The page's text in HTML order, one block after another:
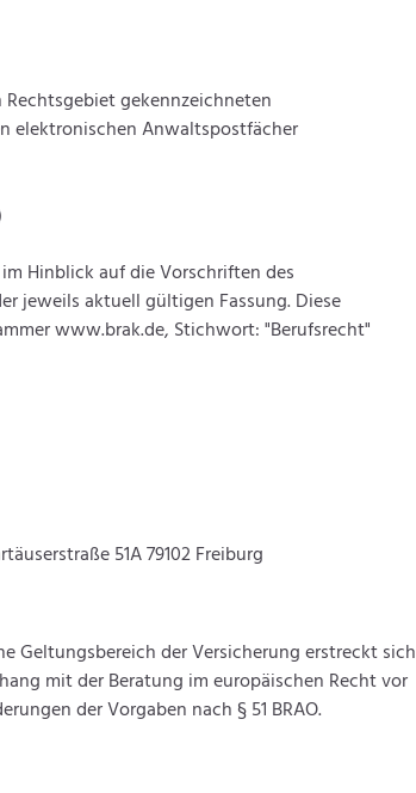
gekennzeichneten
elektronischen Anwaltspostfächer
Hinblick auf die Vorschriften des
jeweils aktuell gültigen Fassung. Diese
www.brak.de, Stichwort: "Berufsrecht"
51A 79102 Freiburg
Geltungsbereich der Versicherung erstreckt sich
mit der Beratung im europäischen Recht vor
der Vorgaben nach § 51 BRAO.